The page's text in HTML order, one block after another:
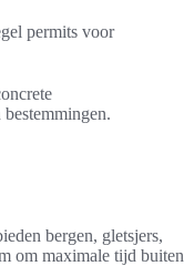
permits voor
bergen, gletsjers,
om maximale tijd buiten